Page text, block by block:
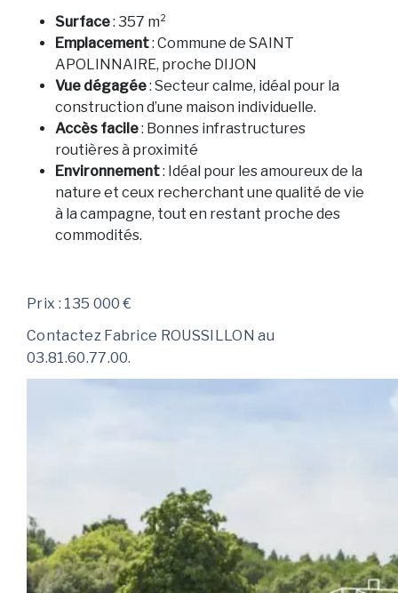
Surface: 357 m²
Emplacement: Commune de SAINT
APOLINNAIRE, proche DIJON
Vue dégagée: Secteur calme, idéal pour la
construction d’une maison individuelle.
Accès facile: Bonnes infrastructures
routières à proximité
Environnement: Idéal pour les amoureux de la
nature et ceux recherchant une qualité de vie
à la campagne, tout en restant proche des
commodités.
Prix : 135 000 €
Contactez Fabrice ROUSSILLON au
03.81.60.77.00.